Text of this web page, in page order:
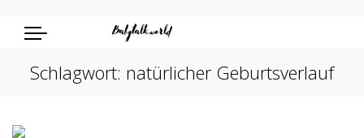
Schlagwort: natürlicher Geburtsverlauf